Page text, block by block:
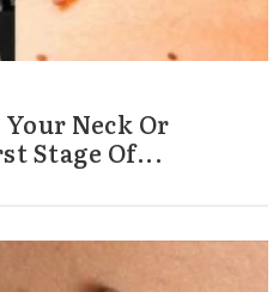
Neck Or
Stage Of...